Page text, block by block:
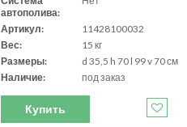
автополива:
Артикул:
11428100032
Вес:
15 кг
Размеры:
d 35,5 h 70 l 99 v 70 см
Наличие:
под заказ
Купить